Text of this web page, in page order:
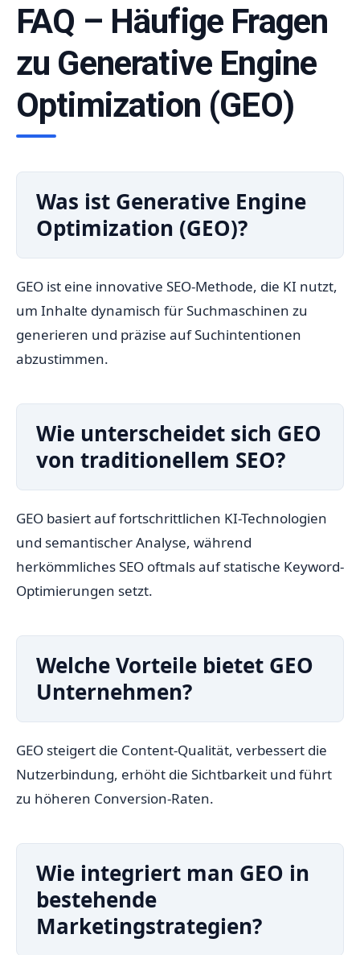
FAQ – Häufige Fragen
zu Generative Engine
Optimization (GEO)
Was ist Generative Engine
Optimization (GEO)?
GEO ist eine innovative SEO-Methode, die KI nutzt,
um Inhalte dynamisch für Suchmaschinen zu
generieren und präzise auf Suchintentionen
abzustimmen.
Wie unterscheidet sich GEO
von traditionellem SEO?
GEO basiert auf fortschrittlichen KI-Technologien
und semantischer Analyse, während
herkömmliches SEO oftmals auf statische Keyword-
Optimierungen setzt.
Welche Vorteile bietet GEO
Unternehmen?
GEO steigert die Content-Qualität, verbessert die
Nutzerbindung, erhöht die Sichtbarkeit und führt
zu höheren Conversion-Raten.
Wie integriert man GEO in
bestehende
Marketingstrategien?